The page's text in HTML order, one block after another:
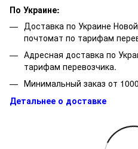
По Украине:
Доставка по Украине
почтомат по тарифам
Адресная доставка по
тарифам перевозчика.
Минимальный заказ от
Детальнее о доставке